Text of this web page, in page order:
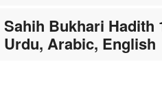
Sahih Bukhari Hadith
Urdu, Arabic, English